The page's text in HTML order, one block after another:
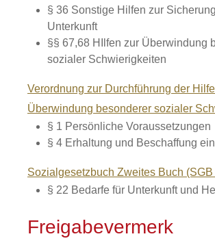
§ 36 Sonstige Hilfen zur
Unterkunft
§§ 67,68 HIlfen zur Überwindung
sozialer Schwierigkeiten
Verordnung zur Durchführung der
Überwindung besonderer sozialer
§ 1 Persönliche Voraussetzungen
§ 4 Erhaltung und Beschaffung
Sozialgesetzbuch Zweites Buch (SGB
§ 22 Bedarfe für Unterkunft und
Freigabevermerk